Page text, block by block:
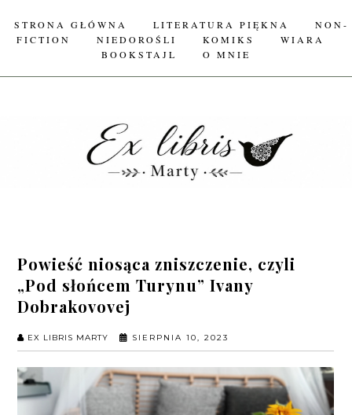
STRONA GŁÓWNA LITERATURA PIĘKNA
NON-
FICTION
NIEDOROŚLI KOMIKS
WIARA
BOOKSTAJL
O MNIE
Powieść niosąca zniszczenie, czyli
„Pod słońcem Turynu” Ivany
Dobrakovovej
EX LIBRIS MARTY SIERPNIA 10, 2023